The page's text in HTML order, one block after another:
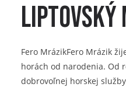
Liptovský
Fero MrázikFero Mrázik
horách od narodenia. Od
dobrovoľnej horskej služby